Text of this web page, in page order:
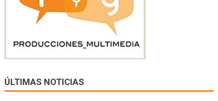
ÚLTIMAS NOTICIAS